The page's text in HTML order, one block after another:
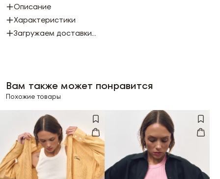
Описание
Характеристики
Загружаем доставки...
Вам также может понравится
Похожие товары